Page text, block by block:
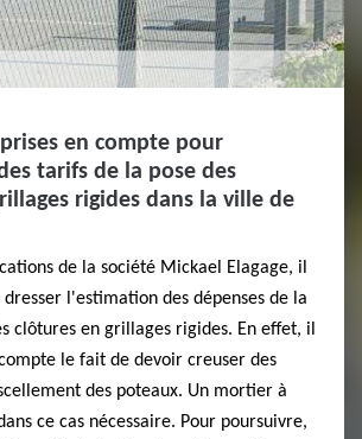
en compte pour
tarifs de la pose des
rigides dans la ville de
de la société Mickael Elagage, il
l'estimation des dépenses de la
clôtures en grillages rigides. En effet, il
le fait de devoir creuser des
des poteaux. Un mortier à
ce cas nécessaire. Pour poursuivre,